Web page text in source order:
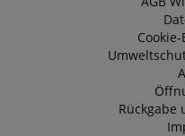
Rückgabe